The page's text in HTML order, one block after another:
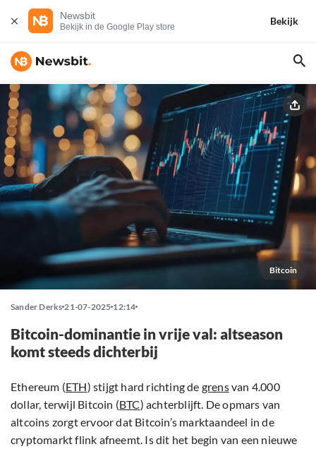
Newsbit
Bekijk in de Google Play store
Bekijk
Bitcoin
Sander Derks 21-07-2025 12:14
Bitcoin-dominantie in vrije val: altseason
komt steeds dichterbij
Ethereum (ETH) stijgt hard richting de grensvan 4.000
dollar, terwijl Bitcoin (BTC) achterblijft. De opmars van
altcoins zorgt ervoor dat Bitcoin’s marktaandeel in de
cryptomarkt flink afneemt. Is dit het begin van een nieuwe